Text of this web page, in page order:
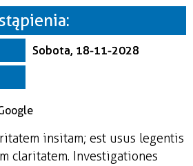
—
Miejsce
Organizator
Sobota, 18-11-2028
insitam; est usus legentis
claritatem. Investigationes